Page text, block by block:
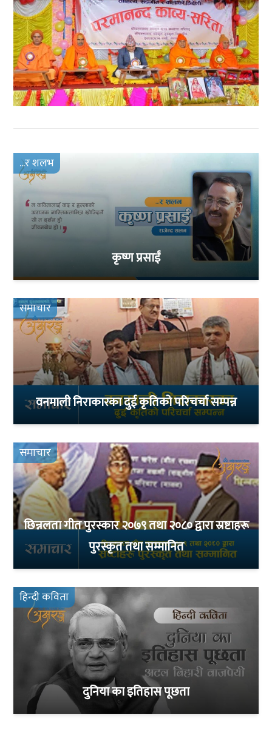
...र शलभ
कृष्ण प्रसाईं
समाचार
वनमाली निराकारका दुई कृतिको परिचर्चा सम्पन्न
समाचार
छिन्नलता गीत पुरस्कार २०७९ तथा २०८० द्वारा स्रष्टाहरू
पुरस्कृत तथा सम्मानित
हिन्दी कविता
दुनिया का इतिहास पूछता